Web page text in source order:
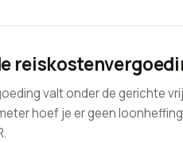
valt onder de gerichte
hoef je er geen